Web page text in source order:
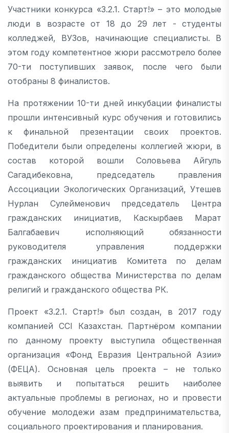
Участники конкурса «3.2.1. Старт!» – это молодые
люди в возрасте от 18 до 29 лет - студенты
колледжей, ВУЗов, начинающие специалисты. В
этом году компетентное жюри рассмотрело более
70-ти поступивших заявок, после чего были
отобраны 8 финалистов.
На протяжении 10-ти дней инкубации финалисты
прошли интенсивный курс обучения и готовились
к финальной презентации своих проектов.
Победители были определены коллегией жюри, в
состав которой вошли Соловьева Айгуль
Сагадибековна, председатель правления
Ассоциации Экологических Организаций, Утешев
Нурлан Сулейменович председатель Центра
гражданских инициатив, Каскырбаев Марат
Балгабаевич исполняющий обязанности
руководителя управления поддержки
гражданских инициатив Комитета по делам
гражданского общества Министерства по делам
религий и гражданского общества РК.
Проект «3.2.1. Старт!» был создан, в 2017 году
компанией CCI Казахстан. Партнёром компании
по данному проекту выступила общественная
организация «Фонд Евразия Центральной Азии»
(ФЕЦА). Основная цель проекта – не только
выявить и попытаться решить наиболее
актуальные проблемы в регионах, но и провести
обучение молодежи азам предпринимательства,
социального проектирования и планирования.